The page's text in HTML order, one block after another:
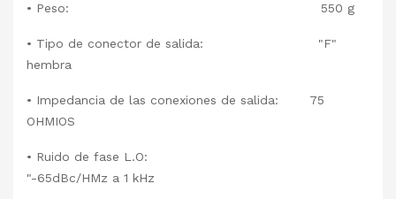
• Peso: 550 g
• Tipo de conector de salida: "F"
hembra
• Impedancia de las conexiones de salida: 75
OHMIOS
• Ruido de fase L.O:
"-65dBc/HMz a 1 kHz